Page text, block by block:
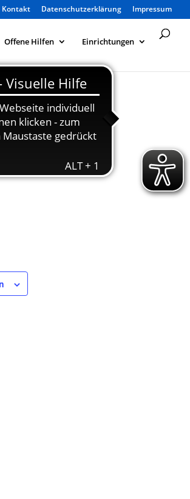
Kontakt Datenschutzerklärung Impressum
Offene Hilfen Einrichtungen